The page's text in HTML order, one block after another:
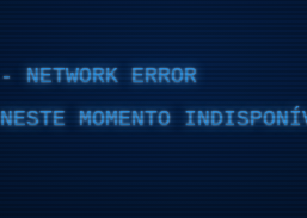
ERROR
MOMENTO